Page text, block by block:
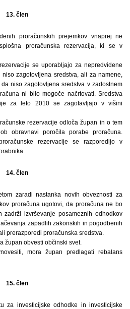
13. člen
proračunskih prejemkov vnaprej ne
proračunska rezervacija, ki se v
se uporabljajo za nepredvidene
zagotovljena sredstva, ali za namene,
niso zagotovljena sredstva v zadostnem
ni bilo mogoče načrtovati. Sredstva
za leto 2010 se zagotavljajo v višini
rezervacije odloča župan in o tem
obravnavi poročila porabe proračuna.
rezervacije se razporedijo v
14. člen
zaradi nastanka novih obveznosti za
proračuna ugotovi, da proračuna ne bo
zadrži izvrševanje posameznih odhodkov
zapadlih zakonskih in pogodbenih
prerazporedi proračunska sredstva.
župan obvesti občinski svet.
mora župan predlagati rebalans
15. člen
za investicijske odhodke in investicijske